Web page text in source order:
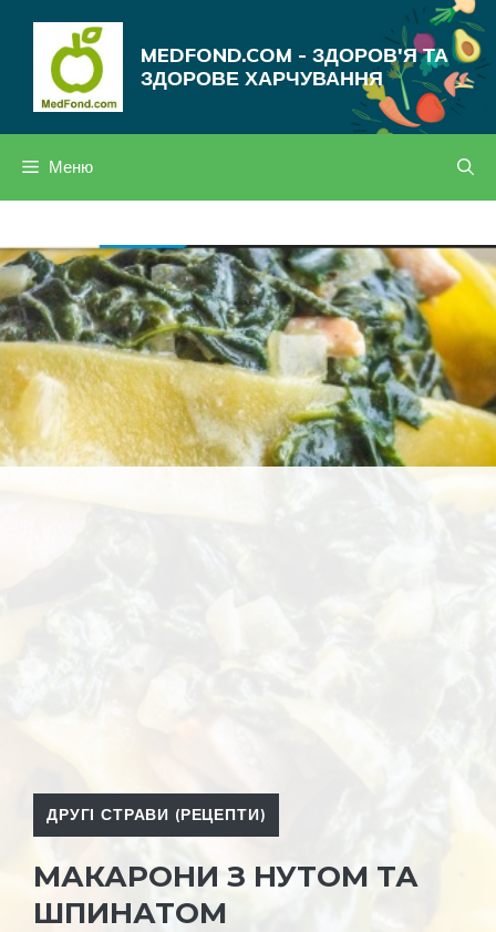
MEDFOND.COM - ЗДОРОВ'Я ТА
ЗДОРОВЕ ХАРЧУВАННЯ
Меню
ДРУГІ СТРАВИ (РЕЦЕПТИ)
МАКАРОНИ З НУТОМ ТА
ШПИНАТОМ